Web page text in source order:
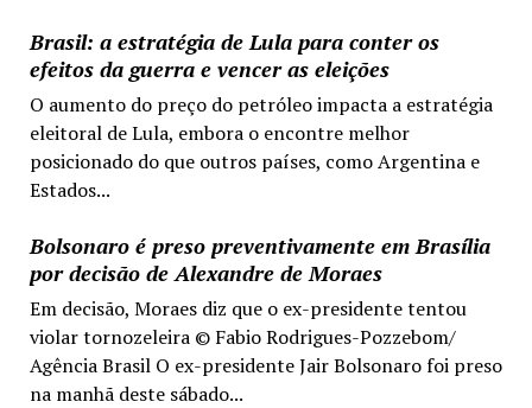
Brasil: a estratégia de Lula para conter os
efeitos da guerra e vencer as eleições
O aumento do preço do petróleo impacta a estratégia
eleitoral de Lula, embora o encontre melhor
posicionado do que outros países, como Argentina e
Estados...
Bolsonaro é preso preventivamente em Brasília
por decisão de Alexandre de Moraes
Em decisão, Moraes diz que o ex-presidente tentou
violar tornozeleira © Fabio Rodrigues-Pozzebom/
Agência Brasil O ex-presidente Jair Bolsonaro foi preso
na manhã deste sábado...